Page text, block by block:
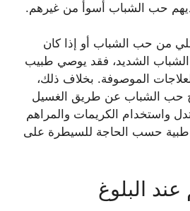
حب الشباب أسوأ من غيرهم.
من حب الشباب أو إذا كان
الشديد، فقد يوصي طبيب
الموصوفة. بخلاف ذلك،
حب الشباب عن طريق الغسيل
واستخدام الكريمات والمراهم
طبية حسب الحاجة للسيطرة على
البلوغ